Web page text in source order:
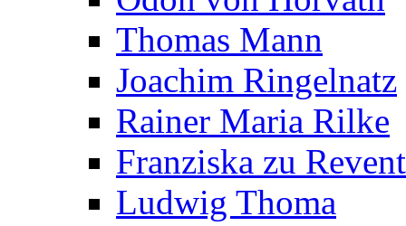
Thomas Mann
Joachim Ringelnatz
Rainer Maria Rilke
Franziska zu
Ludwig Thoma